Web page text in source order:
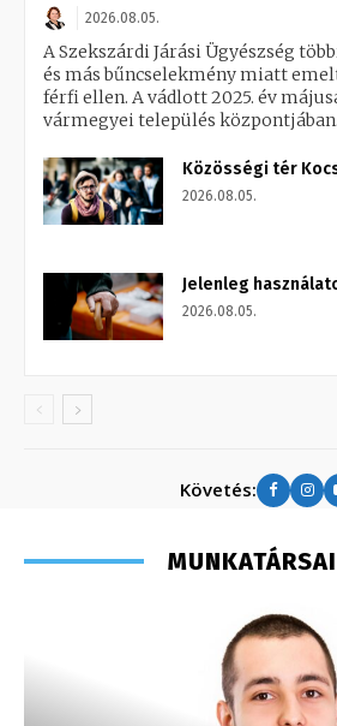
2026.08.05.
A Szekszárdi Járási Ügyészség
és más bűncselekmény miatt
férfi ellen. A vádlott 2025. év
vármegyei település
Közösségi tér
2026.08.05.
Jelenleg
2026.08.05.
Követés: